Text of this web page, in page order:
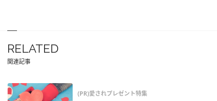
RELATED
関連記事
(PR)愛されプレゼント特集